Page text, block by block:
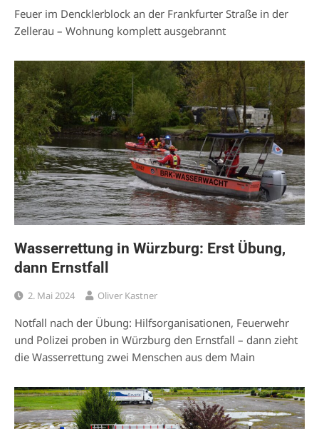
Feuer im Dencklerblock an der Frankfurter Straße in der
Zellerau – Wohnung komplett ausgebrannt
Wasserrettung in Würzburg: Erst Übung,
dann Ernstfall
2. Mai 2024 Oliver Kastner
Notfall nach der Übung: Hilfsorganisationen, Feuerwehr
und Polizei proben in Würzburg den Ernstfall – dann zieht
die Wasserrettung zwei Menschen aus dem Main